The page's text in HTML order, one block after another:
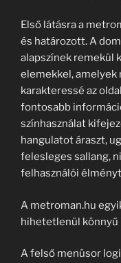
Első látásra a
és határozott. A
alapszínek remekül
elemekkel, amelyek
karakteressé az
fontosabb
színhasználat
hangulatot áraszt,
felesleges sallang,
felhasználói
A metroman.hu
hihetetlenül könnyű
A felső menüsor